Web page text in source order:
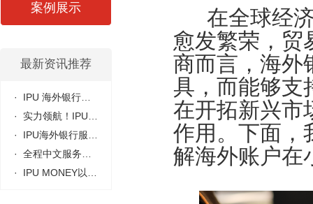
案例展示
最新资讯推荐
在全球经济
愈发繁荣，贸
商而言，海外
具，而能够支
在开拓新兴市
作用。下面，
解海外账户在